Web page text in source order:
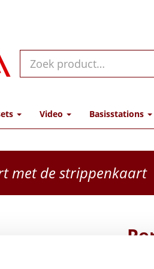
Video Basisstations
met de strippenkaart